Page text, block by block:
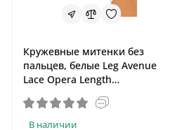
Кружевные митенки без
пальцев, белые Leg Avenue
Lace Opera Length
Fingerless Gloves White
В наличии